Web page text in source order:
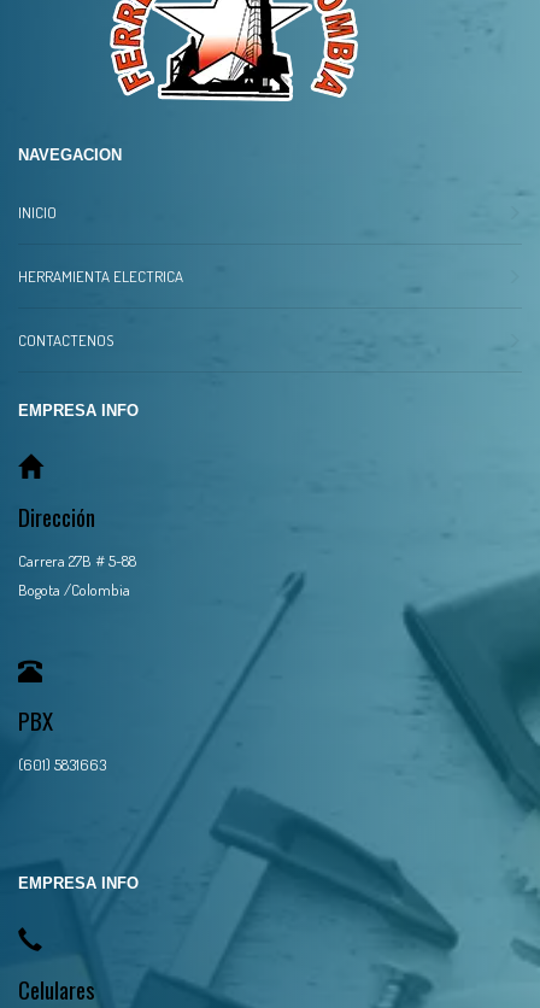
NAVEGACION
INICIO
HERRAMIENTA ELECTRICA
CONTACTENOS
EMPRESA INFO
Dirección
Carrera 27B # 5-88
Bogota /Colombia
PBX
(601) 5831663
EMPRESA INFO
Celulares